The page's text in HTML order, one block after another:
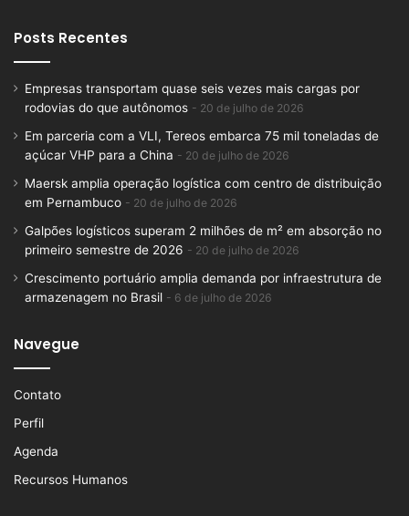
Posts Recentes
Empresas transportam quase seis vezes mais cargas por
rodovias do que autônomos
20 de julho de 2026
Em parceria com a VLI, Tereos embarca 75 mil toneladas de
açúcar VHP para a China
20 de julho de 2026
Maersk amplia operação logística com centro de distribuição
em Pernambuco
20 de julho de 2026
Galpões logísticos superam 2 milhões de m² em absorção no
primeiro semestre de 2026
20 de julho de 2026
Crescimento portuário amplia demanda por infraestrutura de
armazenagem no Brasil
6 de julho de 2026
Navegue
Contato
Perfil
Agenda
Recursos Humanos